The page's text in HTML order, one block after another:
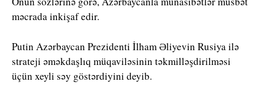
məcrada inkişaf edir.
Putin Azərbaycan Prezidenti İlham Əliyevin Rusiya ilə
strateji əməkdaşlıq müqaviləsinin təkmilləşdirilməsi
üçün xeyli səy göstərdiyini deyib.